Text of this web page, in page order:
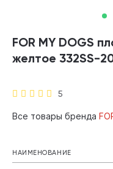
FOR MY DOGS
желтое 332SS-
5
Все товары бренда
НАИМЕНОВАНИЕ